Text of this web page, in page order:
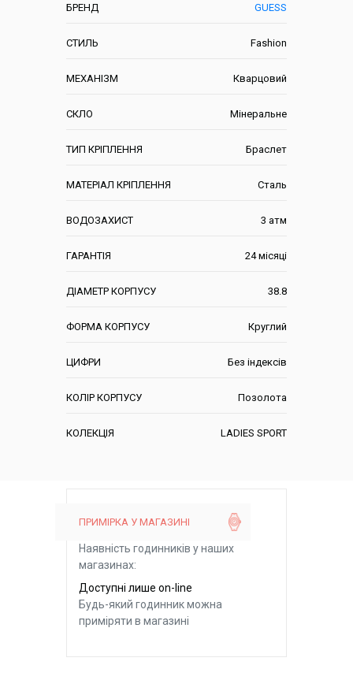
БРЕНД GUESS
СТИЛЬ Fashion
МЕХАНІЗМ Кварцовий
СКЛО Мінеральне
ТИП КРІПЛЕННЯ Браслет
МАТЕРІАЛ КРІПЛЕННЯ Сталь
ВОДОЗАХИСТ 3 атм
ГАРАНТІЯ 24 місяці
ДІАМЕТР КОРПУСУ 38.8
ФОРМА КОРПУСУ Круглий
ЦИФРИ Без індексів
КОЛІР КОРПУСУ Позолота
КОЛЕКЦІЯ LADIES SPORT
ПРИМІРКА У МАГАЗИНІ
Наявність годинників у наших
магазинах:
Доступні лише on-line
Будь-який годинник можна
приміряти в магазині